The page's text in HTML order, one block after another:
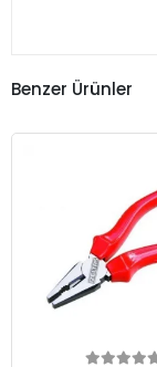
Benzer Ürünler